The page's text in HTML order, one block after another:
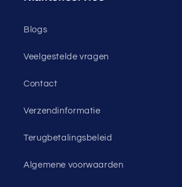
Blogs
Veelgestelde vragen
Contact
Verzendinformatie
Terugbetalingsbeleid
Algemene voorwaarden